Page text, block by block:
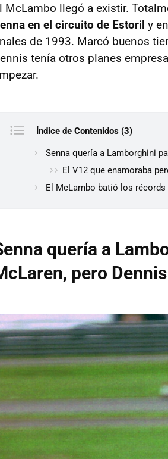
McLambo llegó a existir.
en el circuito de Estoril y
de 1993. Marcó buenos
tenía otros planes
Índice de Contenidos (3)
Senna quería a Lamborghini
El V12 que enamoraba
El McLambo batió los récords
quería a
pero